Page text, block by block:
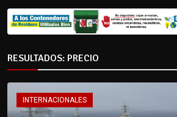
RESULTADOS: PRECIO
INTERNACIONALES